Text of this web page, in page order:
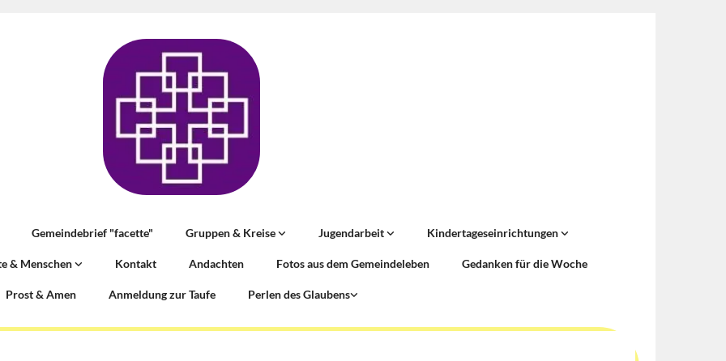
Gemeindebrief "facette" Gruppen & Kreise Jugendarbeit Kindertageseinrichtungen
& Menschen Kontakt Andachten Fotos aus dem Gemeindeleben Gedanken für die Woche
Prost & Amen Anmeldung zur Taufe Perlen des Glaubens